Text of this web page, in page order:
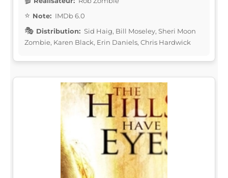
Note: IMDb 6.0
Distribution: Sid Haig, Bill Moseley, Sheri Moon
Zombie, Karen Black, Erin Daniels, Chris Hardwick